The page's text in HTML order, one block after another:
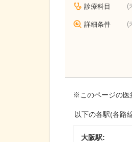
診療科目 (
詳細条件 (
※このページの医
以下の各駅(各路
大阪駅: